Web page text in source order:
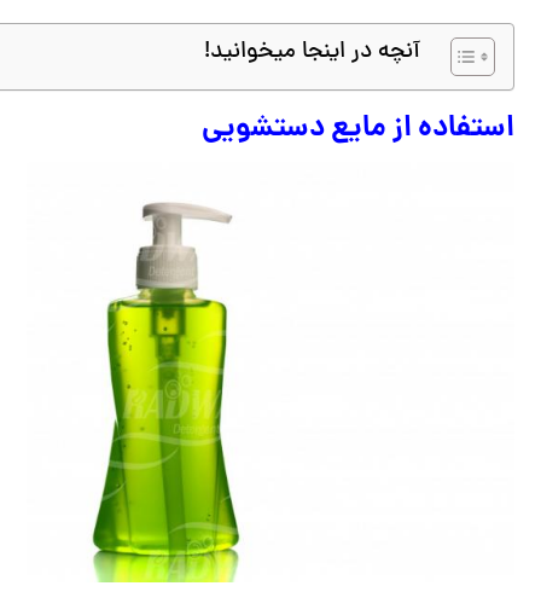
آنچه در اینجا میخوانید!
استفاده از مایع دستشویی